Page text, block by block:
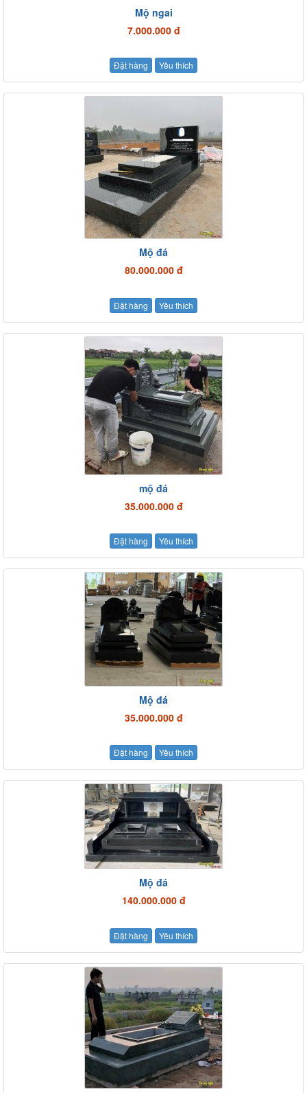
Mộ ngai
7.000.000 đ
Đặt hàng Yêu thích
Mộ đá
80.000.000 đ
Đặt hàng Yêu thích
mộ đá
35.000.000 đ
Đặt hàng Yêu thích
Mộ đá
35.000.000 đ
Đặt hàng Yêu thích
Mộ đá
140.000.000 đ
Đặt hàng Yêu thích